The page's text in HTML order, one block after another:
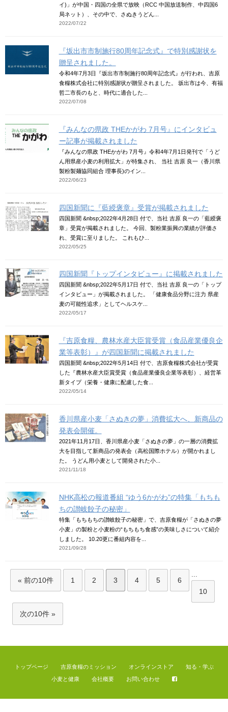
イ)」が中国・四国の全県で放映（RCC 中国放送制作、中四国6
局ネット）、その中で、さぬきうどん...
2022/07/22
『坂出市市制施行80周年記念式』で特別感謝状を
贈呈されました。
令和4年7月3日『坂出市市制施行80周年記念式』が行われ、吉原
食糧株式会社に特別感謝状が贈呈されました。 坂出市は今、有福
哲二市長のもと、時代に適合した...
2022/07/08
『みんなの県政 THEかがわ 7月号』にインタビュ
ー記事が掲載されました
『みんなの県政 THEかがわ 7月号』令和4年7月1日発刊で「うど
ん用県産小麦の利用拡大」が特集され、 当社 吉原 良一（香川県
製粉製麺協同組合 理事長)のイン...
2022/06/23
四国新聞に『藍綬褒章』受賞が掲載されました
四国新聞 &nbsp;2022年4月28日 付で、当社 吉原 良一の「藍綬褒
章」受賞が掲載されました。 今回、製粉業振興の業績が評価さ
れ、受賞に至りました。 これもひ...
2022/05/25
四国新聞『トップインタビュー』に掲載されました
四国新聞 &nbsp;2022年5月17日 付で、当社 吉原 良一の「トップ
インタビュー」が掲載されました。 「健康食品分野に注力 県産
麦の可能性追求」としてヘルスケ...
2022/05/17
『吉原食糧、農林水産大臣賞受賞（食品産業優良企
業等表彰）』が四国新聞に掲載されました
四国新聞 &nbsp;2022年5月14日 付で、吉原食糧株式会社が受賞
した『農林水産大臣賞受賞（食品産業優良企業等表彰）、経営革
新タイプ（栄養・健康に配慮した食...
2022/05/14
香川県産小麦「さぬきの夢」消費拡大へ、新商品の
発表会開催。
2021年11月17日、香川県産小麦「さぬきの夢」の一層の消費拡
大を目指して新商品の発表会（高松国際ホテル）が開かれまし
た。 うどん用小麦として開発された小...
2021/11/18
NHK高松の報道番組 “ゆう6かがわ”の特集「もちも
ちの讃岐餃子の秘密」
特集「もちもちの讃岐餃子の秘密」で、吉原食糧が「さぬきの夢
小麦」の製粉と小麦粉の“もちもち食感”の美味しさについて紹介
しました。 10.20更に番組内容を...
2021/09/28
« 前の10件 1 2 3 4 5 6
...
10
次の10件 »
トップページ 吉原食糧のミッション オンラインストア
知る・学ぶ
小麦と健康
会社概要 お問い合わせ